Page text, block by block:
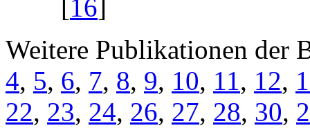
[16]
Weitere Publikationen der
4, 5, 6, 7, 8, 9, 10, 11, 12,
22, 23, 24, 26, 27, 28, 30,